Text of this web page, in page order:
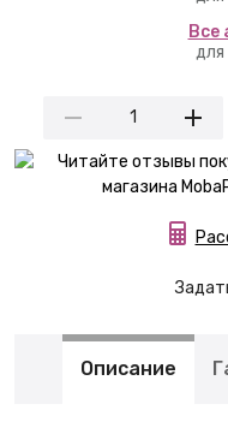
Вcе
для
Описание